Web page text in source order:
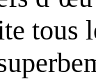
tous